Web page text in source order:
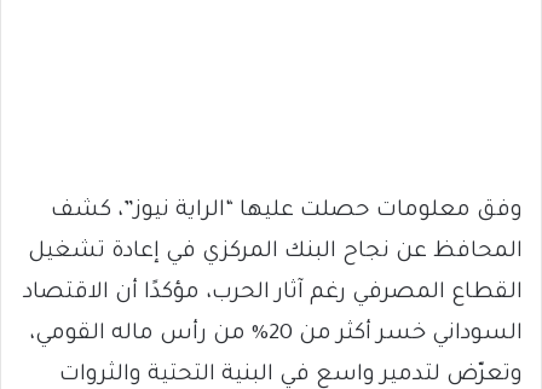
وفق معلومات حصلت عليها “الراية نيوز”، كشف
المحافظ عن نجاح البنك المركزي في إعادة تشغيل
القطاع المصرفي رغم آثار الحرب، مؤكدًا أن الاقتصاد
السوداني خسر أكثر من 20% من رأس ماله القومي،
وتعرّض لتدمير واسع في البنية التحتية والثروات